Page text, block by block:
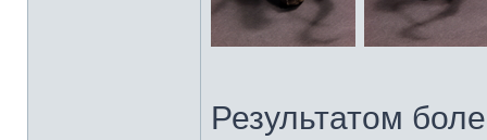
Результатом